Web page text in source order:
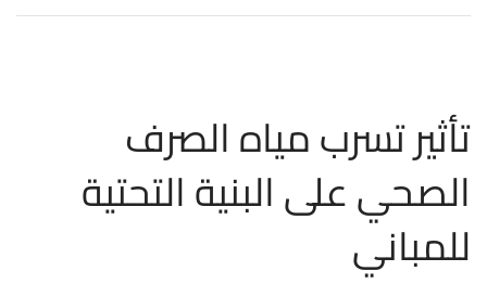
تأثير تسرب مياه الصرف
الصحي على البنية التحتية
للمباني